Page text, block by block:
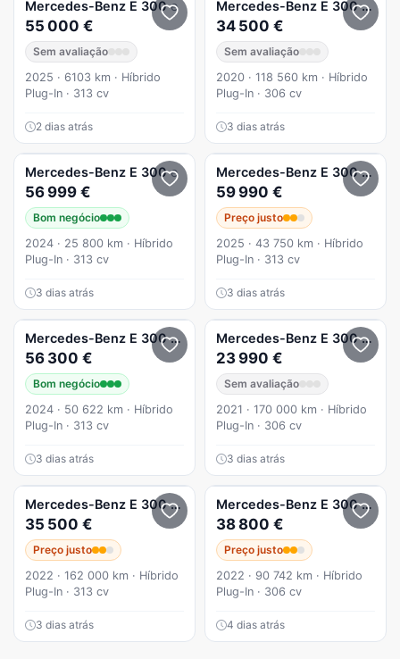
Mercedes-Benz E 300 e
55 000 €
Sem avaliação
2025 · 6103 km · Híbrido
Plug-In · 313 cv
2 dias atrás
Mercedes-Benz E 300 de
34 500 €
Sem avaliação
2020 · 118 560 km · Híbrido
Plug-In · 306 cv
3 dias atrás
Mercedes-Benz E 300 e
56 999 €
Bom negócio
2024 · 25 800 km · Híbrido
Plug-In · 313 cv
3 dias atrás
Mercedes-Benz E 300 de
59 990 €
Preço justo
2025 · 43 750 km · Híbrido
Plug-In · 313 cv
3 dias atrás
Mercedes-Benz E 300 de 4Matic All-Terrain
56 300 €
Bom negócio
2024 · 50 622 km · Híbrido
Plug-In · 313 cv
3 dias atrás
Mercedes-Benz E 300 de
23 990 €
Sem avaliação
2021 · 170 000 km · Híbrido
Plug-In · 306 cv
3 dias atrás
Mercedes-Benz E 300 e Station
35 500 €
Preço justo
2022 · 162 000 km · Híbrido
Plug-In · 313 cv
3 dias atrás
Mercedes-Benz E 300 de
38 800 €
Preço justo
2022 · 90 742 km · Híbrido
Plug-In · 306 cv
4 dias atrás